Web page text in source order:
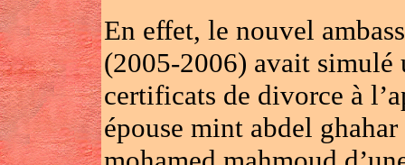
En effet, le nouvel
(2005-2006) avait simulé
certificats de divorce à
épouse mint abdel